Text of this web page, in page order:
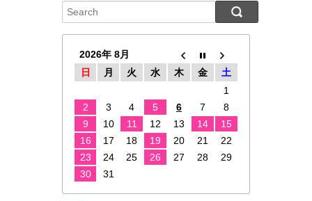
2026年 8月
日
月 火 水 木 金
土
1
2
3 4 5 6 7
8
9
10 11 12 13 14
15
16
17 18 19 20 21
22
23
24 25 26 27 28
29
30
31